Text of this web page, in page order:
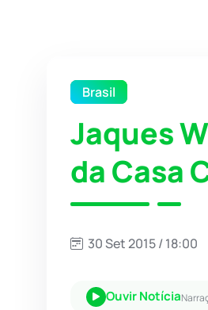
Brasil
Jaques
da Casa
30 Set 2015 / 18:00
Ouvir Notícia